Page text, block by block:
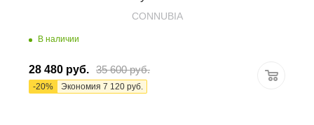
CONNUBIA
В наличии
28 480 руб. 35 600руб.
-20% Экономия 7 120 руб.